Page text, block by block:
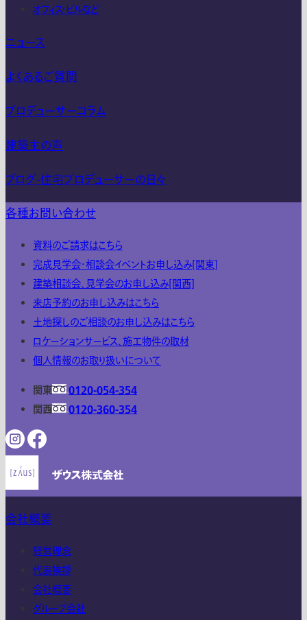
オフィス・ビルなど
ニュース
よくあるご質問
プロデューサーコラム
建築主の声
ブログ-住宅プロデューサーの日々
各種お問い合わせ
資料のご請求はこちら
完成見学会・相談会イベントお申し込み[関東]
建築相談会、見学会のお申し込み[関西]
来店予約のお申し込みはこちら
土地探しのご相談のお申し込みはこちら
ロケーションサービス、施工物件の取材
個人情報のお取り扱いについて
関東
0120-054-354
関西
0120-360-354
会社概要
経営理念
代表挨拶
会社概要
グループ会社